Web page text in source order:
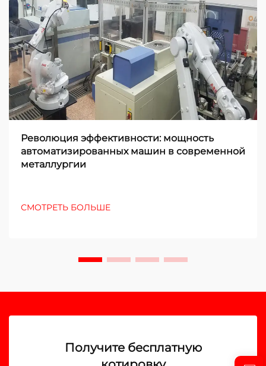
Революция эффективности: мощность
автоматизированных машин в современной
металлургии
СМОТРЕТЬ БОЛЬШЕ
Получите бесплатную